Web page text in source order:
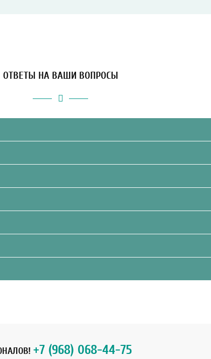
ОТВЕТЫ НА ВАШИ ВОПРОСЫ
+7 (968) 068-44-75